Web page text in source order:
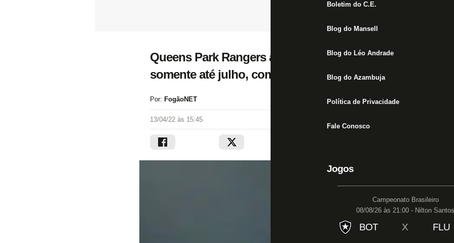
Boletim do C.E.
Blog do Mansell
Blog do Léo Andrade
Blog do Azambuja
Política de Privacidade
Fale Conosco
Jogos
Campeonato Brasileiro
08/08/26 às 21:00 - Nilton Santos
BOT X FLU
Queens Park Rangers anuncia empréstimo de
somente até julho, com opção de retorno em junho
Por: FogãoNET
13/04/22 às 15:45